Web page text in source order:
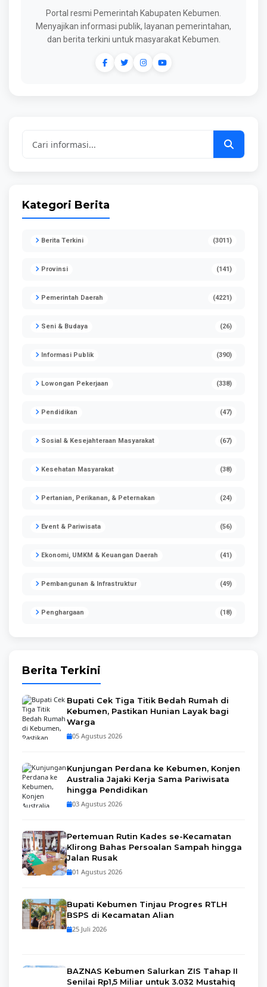
Portal resmi Pemerintah Kabupaten Kebumen.
Menyajikan informasi publik, layanan pemerintahan,
dan berita terkini untuk masyarakat Kebumen.
Kategori Berita
Berita Terkini (3011)
Provinsi (141)
Pemerintah Daerah (4221)
Seni & Budaya (26)
Informasi Publik (390)
Lowongan Pekerjaan (338)
Pendidikan (47)
Sosial & Kesejahteraan Masyarakat (67)
Kesehatan Masyarakat (38)
Pertanian, Perikanan, & Peternakan (24)
Event & Pariwisata (56)
Ekonomi, UMKM & Keuangan Daerah (41)
Pembangunan & Infrastruktur (49)
Penghargaan (18)
Berita Terkini
Bupati Cek Tiga Titik Bedah Rumah di
Kebumen, Pastikan Hunian Layak bagi
Warga
05 Agustus 2026
Kunjungan Perdana ke Kebumen, Konjen
Australia Jajaki Kerja Sama Pariwisata
hingga Pendidikan
03 Agustus 2026
Pertemuan Rutin Kades se-Kecamatan
Klirong Bahas Persoalan Sampah hingga
Jalan Rusak
01 Agustus 2026
Bupati Kebumen Tinjau Progres RTLH
BSPS di Kecamatan Alian
25 Juli 2026
BAZNAS Kebumen Salurkan ZIS Tahap II
Senilai Rp1,5 Miliar untuk 3.032 Mustahiq